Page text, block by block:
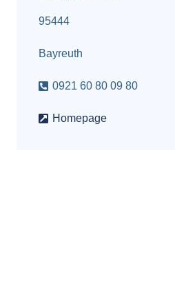
95444
Bayreuth
0921 60 80 09 80
Homepage